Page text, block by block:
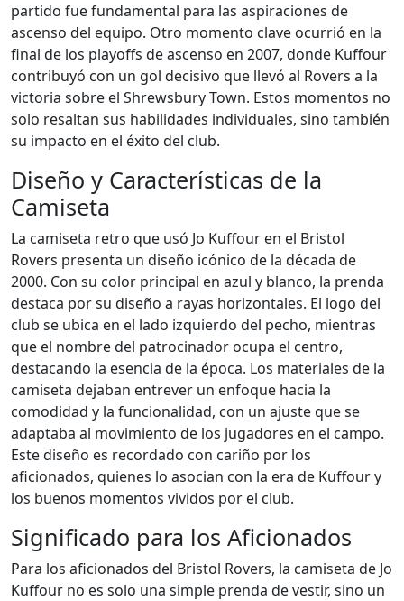
partido fue fundamental para las aspiraciones de
ascenso del equipo. Otro momento clave ocurrió en la
final de los playoffs de ascenso en 2007, donde Kuffour
contribuyó con un gol decisivo que llevó al Rovers a la
victoria sobre el Shrewsbury Town. Estos momentos no
solo resaltan sus habilidades individuales, sino también
su impacto en el éxito del club.
Diseño y Características de la
Camiseta
La camiseta retro que usó Jo Kuffour en el Bristol
Rovers presenta un diseño icónico de la década de
2000. Con su color principal en azul y blanco, la prenda
destaca por su diseño a rayas horizontales. El logo del
club se ubica en el lado izquierdo del pecho, mientras
que el nombre del patrocinador ocupa el centro,
destacando la esencia de la época. Los materiales de la
camiseta dejaban entrever un enfoque hacia la
comodidad y la funcionalidad, con un ajuste que se
adaptaba al movimiento de los jugadores en el campo.
Este diseño es recordado con cariño por los
aficionados, quienes lo asocian con la era de Kuffour y
los buenos momentos vividos por el club.
Significado para los Aficionados
Para los aficionados del Bristol Rovers, la camiseta de Jo
Kuffour no es solo una simple prenda de vestir, sino un